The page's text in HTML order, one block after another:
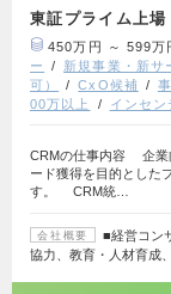
東証プライム上
450万円 ～ 599万
ー
新規事業・新サ
可）
CxO候補
00万以上
インセン
CRMの仕事内容 企業
ード獲得を目的とした
す。 CRM統…
会社概要
■経営コン
協力、教育・人材育成